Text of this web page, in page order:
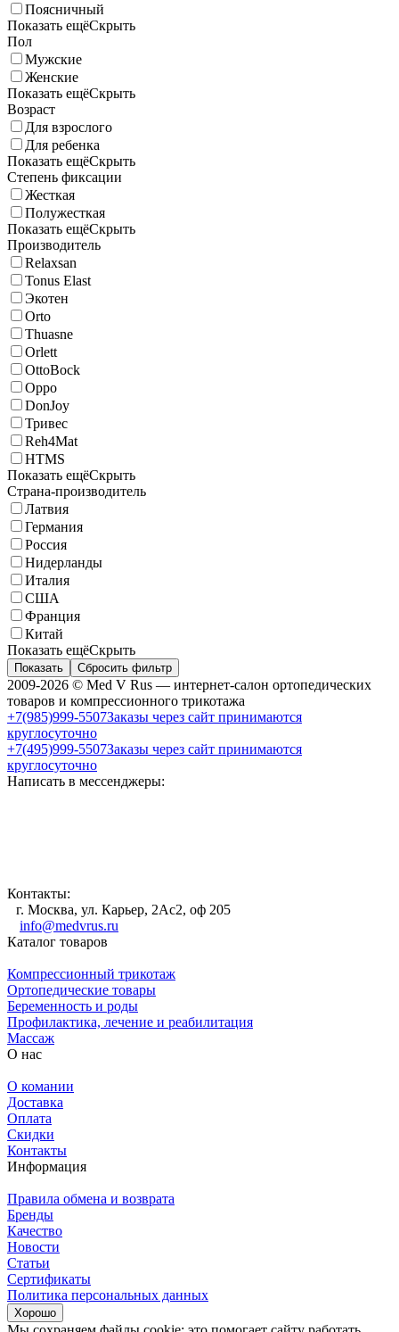
Поясничный
Показать ещёСкрыть
Пол
Мужские
Женские
Показать ещёСкрыть
Возраст
Для взрослого
Для ребенка
Показать ещёСкрыть
Степень фиксации
Жесткая
Полужесткая
Показать ещёСкрыть
Производитель
Relaxsan
Tonus Elast
Экотен
Orto
Thuasne
Orlett
OttoBock
Oppo
DonJoy
Тривес
Reh4Mat
HTMS
Показать ещёСкрыть
Страна-производитель
Латвия
Германия
Россия
Нидерланды
Италия
США
Франция
Китай
Показать ещёСкрыть
Показать Сбросить фильтр
2009-2026 © Med V Rus — интернет-салон ортопедических
товаров и компрессионного трикотажа
+7(985)999-5507Заказы через сайт принимаются
круглосуточно
+7(495)999-5507Заказы через сайт принимаются
круглосуточно
Написать в мессенджеры:
Контакты:
г. Москва, ул. Карьер, 2Ас2, оф 205
info@medvrus.ru
Каталог товаров
Компрессионный трикотаж
Ортопедические товары
Беременность и роды
Профилактика, лечение и реабилитация
Массаж
О нас
О комании
Доставка
Оплата
Скидки
Контакты
Информация
Правила обмена и возврата
Бренды
Качество
Новости
Статьи
Сертификаты
Политика персональных данных
Хорошо